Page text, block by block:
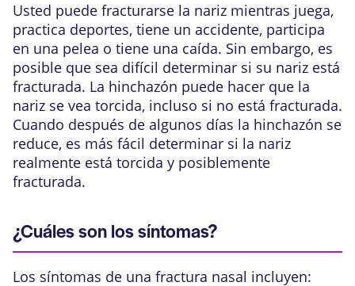
Usted puede fracturarse la nariz mientras juega,
practica deportes, tiene un accidente, participa
en una pelea o tiene una caída. Sin embargo, es
posible que sea difícil determinar si su nariz está
fracturada. La hinchazón puede hacer que la
nariz se vea torcida, incluso si no está fracturada.
Cuando después de algunos días la hinchazón se
reduce, es más fácil determinar si la nariz
realmente está torcida y posiblemente
fracturada.
¿Cuáles son los síntomas?
Los síntomas de una fractura nasal incluyen: